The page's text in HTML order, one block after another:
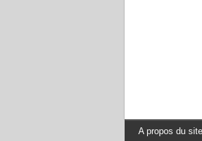
A propos du site